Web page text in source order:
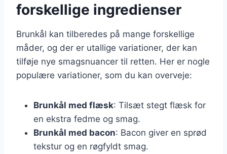
forskellige ingredienser
Brunkål kan tilberedes på mange forskellige
måder, og der er utallige variationer, der kan
tilføje nye smagsnuancer til retten. Her er nogle
populære variationer, som du kan overveje:
Brunkål med flæsk: Tilsæt stegt flæsk for
en ekstra fedme og smag.
Brunkål med bacon: Bacon giver en sprød
tekstur og en røgfyldt smag.